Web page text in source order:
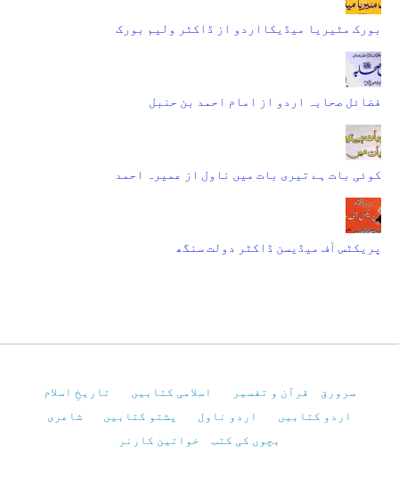
بورک مٹیریا میڈیکااردو از ڈاکٹر ولیم بورک
فضائل صحابہ اردو از امام احمد بن حنبل
کوئی بات ہے تیری بات میں ناول از عمیرہ احمد
پریکٹس آف میڈیسن ڈاکٹر دولت سنگھ
سرورق قرآن و تفسیر اسلامی کتابیں
تاریخِ اسلام
اردو کتابیں
اردو ناول پشتو کتابیں
شاعری
بچوں کی کتب
خواتین کارنر